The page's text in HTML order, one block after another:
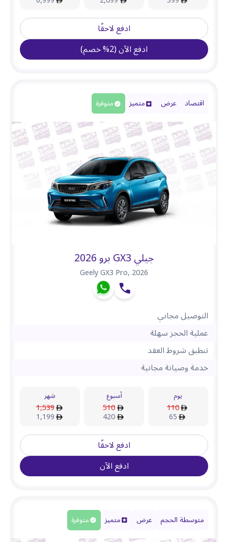
ادفع لاحقًا
ادفع الآن(
2
%خصم)
اقتصاد عرض متميز متوفرة
جيلي GX3 برو 2026
Geely GX3 Pro,2026
التوصيل مجاني
عملية الحجز سهلة
تنطبق شروط العقد
خدمة وصيانة مجانية
يوم
110
65
أسبوع
510
420
شهر
1,539
1,199
ادفع لاحقًا
ادفع الآن
متوسطة الحجم عرض متميز متوفرة